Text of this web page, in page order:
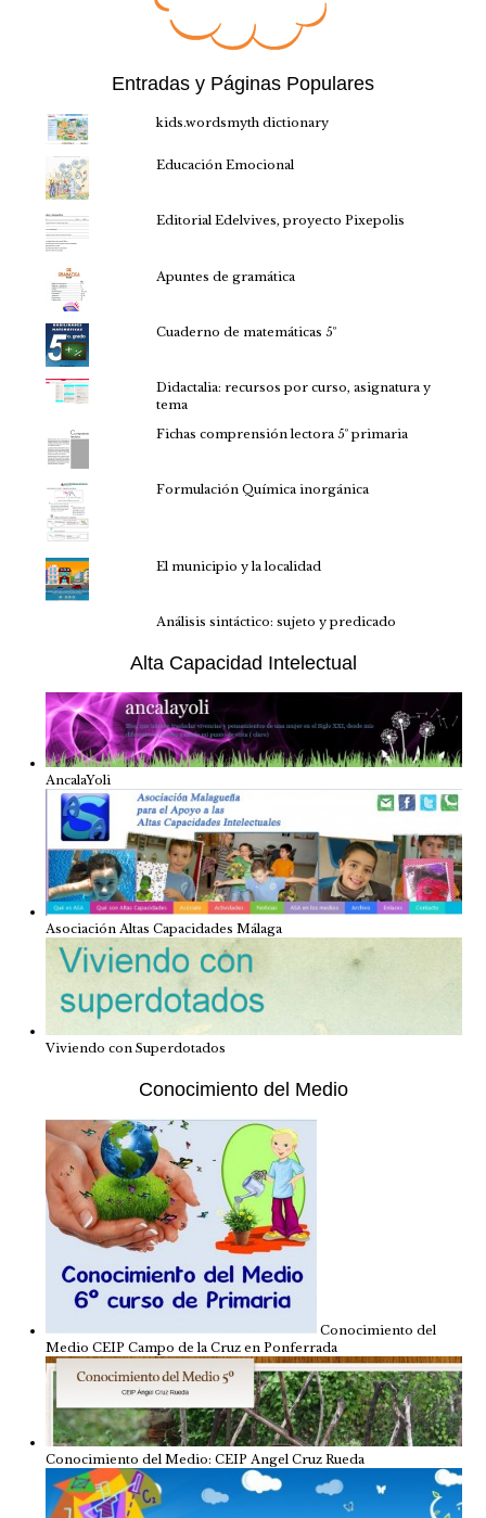
Entradas y Páginas Populares
kids.wordsmyth dictionary
Educación Emocional
Editorial Edelvives, proyecto Pixepolis
Apuntes de gramática
Cuaderno de matemáticas 5º
Didactalia: recursos por curso, asignatura y
tema
Fichas comprensión lectora 5º primaria
Formulación Química inorgánica
El municipio y la localidad
Análisis sintáctico: sujeto y predicado
Alta Capacidad Intelectual
AncalaYoli
Asociación Altas Capacidades Málaga
Viviendo con Superdotados
Conocimiento del Medio
Conocimiento del
Medio CEIP Campo de la Cruz en Ponferrada
Conocimiento del Medio: CEIP Angel Cruz Rueda